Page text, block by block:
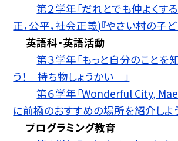
第２学年「だれとでも仲よくす
正，公平，社会正義)『やさい村の子ど
英語科・英語活動
第３学年「もっと自分のことを
う！ 持ち物しょうかい 」
第６学年「Wonderful City,
に前橋のおすすめの場所を紹介しよ
プログラミング教育